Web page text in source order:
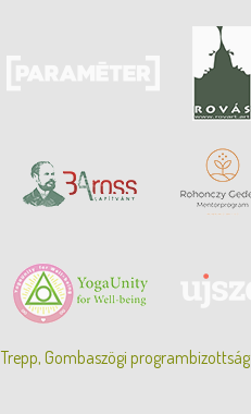
Trepp, Gombaszögi programbizottság